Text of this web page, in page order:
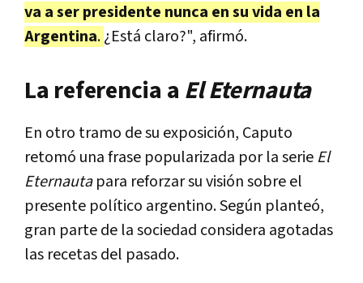
va a ser presidente nunca en su vida en la
Argentina.¿Está claro?", afirmó.
La referencia a El Eternauta
En otro tramo de su exposición, Caputo
retomó una frase popularizada por la serie El
Eternautapara reforzar su visión sobre el
presente político argentino. Según planteó,
gran parte de la sociedad considera agotadas
las recetas del pasado.